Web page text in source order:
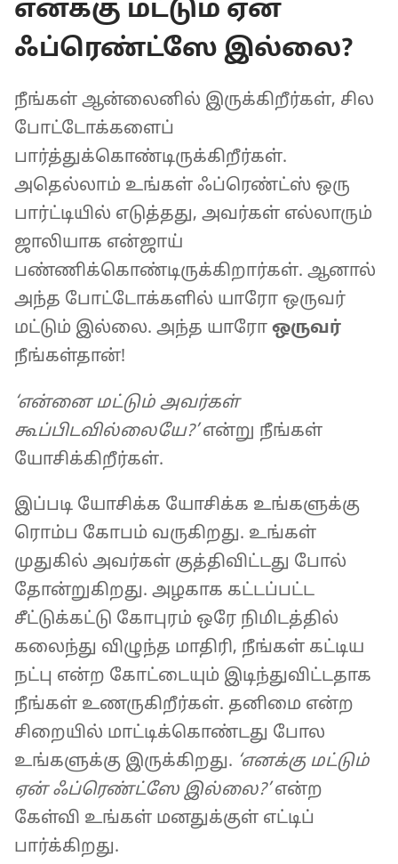
எனக்கு மட்டும் ஏன்
ஃப்ரெண்ட்ஸே இல்லை?
நீங்கள் ஆன்லைனில் இருக்கிறீர்கள், சில
போட்டோக்களைப்
பார்த்துக்கொண்டிருக்கிறீர்கள்.
அதெல்லாம் உங்கள் ஃப்ரெண்ட்ஸ் ஒரு
பார்ட்டியில் எடுத்தது, அவர்கள் எல்லாரும்
ஜாலியாக என்ஜாய்
பண்ணிக்கொண்டிருக்கிறார்கள். ஆனால்
அந்த போட்டோக்களில் யாரோ ஒருவர்
மட்டும் இல்லை. அந்த யாரோ ஒருவர்
நீங்கள்தான்!
‘என்னை மட்டும் அவர்கள்
கூப்பிடவில்லையே?’என்று நீங்கள்
யோசிக்கிறீர்கள்.
இப்படி யோசிக்க யோசிக்க உங்களுக்கு
ரொம்ப கோபம் வருகிறது. உங்கள்
முதுகில் அவர்கள் குத்திவிட்டது போல்
தோன்றுகிறது. அழகாக கட்டப்பட்ட
சீட்டுக்கட்டு கோபுரம் ஒரே நிமிடத்தில்
கலைந்து விழுந்த மாதிரி, நீங்கள் கட்டிய
நட்பு என்ற கோட்டையும் இடிந்துவிட்டதாக
நீங்கள் உணருகிறீர்கள். தனிமை என்ற
சிறையில் மாட்டிக்கொண்டது போல
உங்களுக்கு இருக்கிறது. ‘எனக்கு மட்டும்
ஏன் ஃப்ரெண்ட்ஸே இல்லை?’என்ற
கேள்வி உங்கள் மனதுக்குள் எட்டிப்
பார்க்கிறது.